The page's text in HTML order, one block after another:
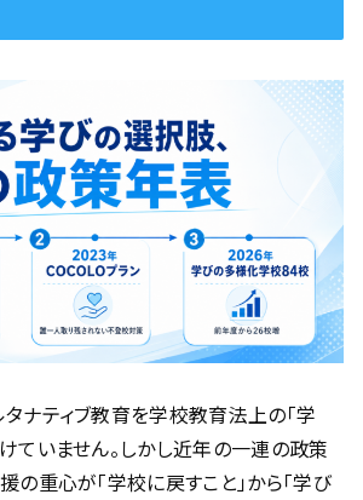
ナティブ教育を学校教育法上の「学
ていません。しかし近年の一連の政策
の重心が「学校に戻すこと」から「学び